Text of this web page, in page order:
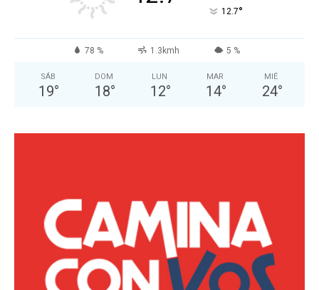
12.7°
78 % 1.3kmh 5 %
SÁB
19°
DOM
18°
LUN
12°
MAR
14°
MIÉ
24°